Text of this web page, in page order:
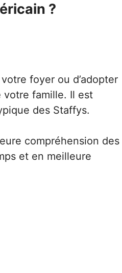
?
foyer ou d’adopter
votre famille. Il est
des Staffys.
compréhension des
et en meilleure